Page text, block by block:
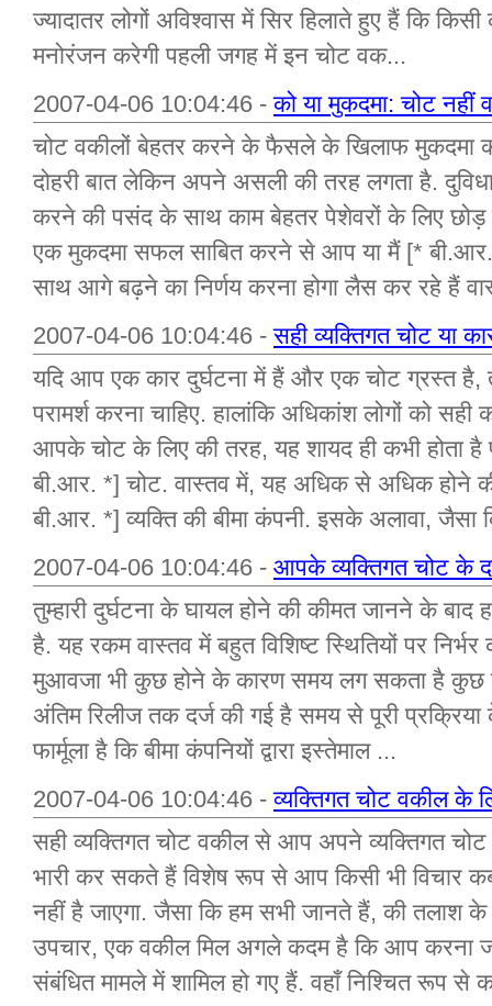
ज्यादातर लोगों अविश्वास में सिर हिलाते हुए हैं कि
मनोरंजन करेगी पहली जगह में इन चोट वक...
2007-04-06 10:04:46 -को या मुकदमा: चोट नहीं
चोट वकीलों बेहतर करने के फैसले के खिलाफ मुकदमा
दोहरी बात लेकिन अपने असली की तरह लगता है.
करने की पसंद के साथ काम बेहतर पेशेवरों के लिए छोड़
एक मुकदमा सफल साबित करने से आप या मैं [*
साथ आगे बढ़ने का निर्णय करना होगा लैस कर रहे हैं
2007-04-06 10:04:46 -सही व्यक्तिगत चोट या
यदि आप एक कार दुर्घटना में हैं और एक चोट ग्रस्त
परामर्श करना चाहिए. हालांकि अधिकांश लोगों को
आपके चोट के लिए की तरह, यह शायद ही कभी होता है
बी.आर. *] चोट. वास्तव में, यह अधिक से अधिक होने
बी.आर. *] व्यक्ति की बीमा कंपनी. इसके अलावा, जैसा
2007-04-06 10:04:46 - आपके व्यक्तिगत चोट के
तुम्हारी दुर्घटना के घायल होने की कीमत जानने के बाद
है. यह रकम वास्तव में बहुत विशिष्ट स्थितियों पर
मुआवजा भी कुछ होने के कारण समय लग सकता है कुछ
अंतिम रिलीज तक दर्ज की गई है समय से पूरी
फार्मूला है कि बीमा कंपनियों द्वारा इस्तेमाल ...
2007-04-06 10:04:46 -व्यक्तिगत चोट वकील के
सही व्यक्तिगत चोट वकील से आप अपने व्यक्तिगत
भारी कर सकते हैं विशेष रूप से आप किसी भी विचार
नहीं है जाएगा. जैसा कि हम सभी जानते हैं, की तलाश
उपचार, एक वकील मिल अगले कदम है कि आप करना
संबंधित मामले में शामिल हो गए हैं. वहाँ निश्चित रूप से